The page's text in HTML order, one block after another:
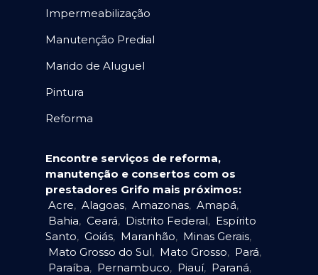
Impermeabilização
Manutenção Predial
Marido de Aluguel
Pintura
Reforma
Encontre serviços de reforma,
manutenção e consertos com os
prestadores Grifo mais próximos:
Acre, Alagoas, Amazonas, Amapá,
Bahia, Ceará, Distrito Federal, Espírito
Santo, Goiás, Maranhão, Minas Gerais,
Mato Grosso do Sul, Mato Grosso, Pará,
Paraíba, Pernambuco, Piauí, Paraná,